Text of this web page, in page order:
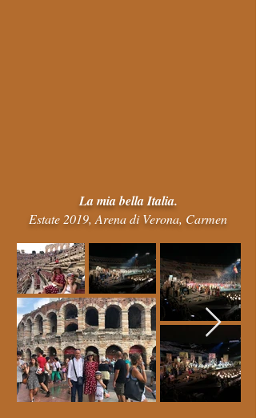
La mia bella Italia.
Estate 2019, Arena di Verona, Carmen